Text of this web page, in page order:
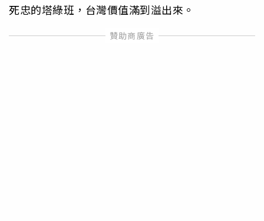
死忠的塔綠班，台灣價值滿到溢出來。